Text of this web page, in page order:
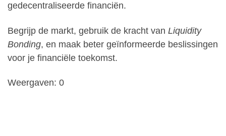
gedecentraliseerde financiën.
Begrijp de markt, gebruik de kracht van Liquidity
Bonding, en maak beter geïnformeerde beslissingen
voor je financiële toekomst.
Weergaven: 0